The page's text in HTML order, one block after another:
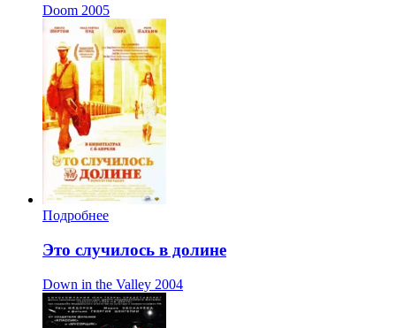
Doom 2005
Подробнее
Это случилось в долине
Down in the Valley 2004